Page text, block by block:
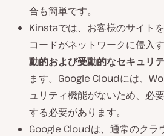
合も簡単です。
Kinstaでは、お客様のサイト
コードがネットワークに侵入
動的および受動的なセキュリ
ます。Google Cloudには、
ュリティ機能がないため、必
する必要があります。
Google Cloudは、通常のクラ